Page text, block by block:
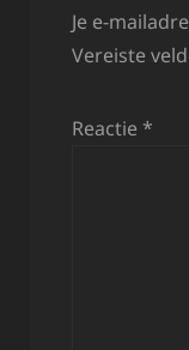
Je e-
Vereiste
Reactie *